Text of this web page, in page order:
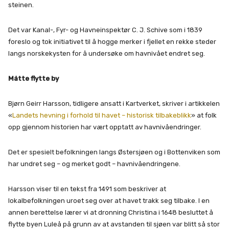
steinen.
Det var Kanal-, Fyr- og Havneinspektør C. J. Schive som i 1839
foreslo og tok initiativet til å hogge merker i fjellet en rekke steder
langs norskekysten for å undersøke om havnivået endret seg.
Måtte flytte by
Bjørn Geirr Harsson, tidligere ansatt i Kartverket, skriver i artikkelen
«Landets hevning i forhold til havet – historisk tilbakeblikk» at folk
opp gjennom historien har vært opptatt av havnivåendringer.
Det er spesielt befolkningen langs Østersjøen og i Bottenviken som
har undret seg – og merket godt – havnivåendringene.
Harsson viser til en tekst fra 1491 som beskriver at
lokalbefolkningen uroet seg over at havet trakk seg tilbake. I en
annen berettelse lærer vi at dronning Christina i 1648 besluttet å
flytte byen Luleå på grunn av at avstanden til sjøen var blitt så stor